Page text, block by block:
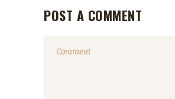
POST A COMMENT